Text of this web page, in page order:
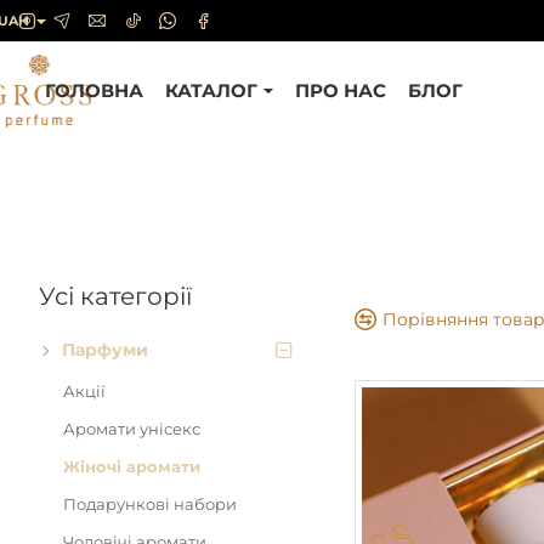
ГОЛОВНА КАТАЛОГ ПРО НАС БЛОГ
Усі категорії
Парфуми
Акції
Аромати унісекс
Жіночі аромати
Подарункові набори
Порівняння